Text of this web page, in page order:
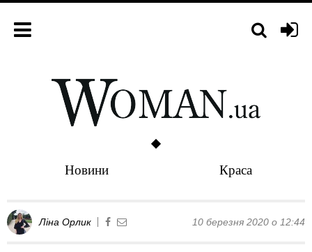
Новини Краса
Ліна Орлик 10 березня 2020 о 12:44